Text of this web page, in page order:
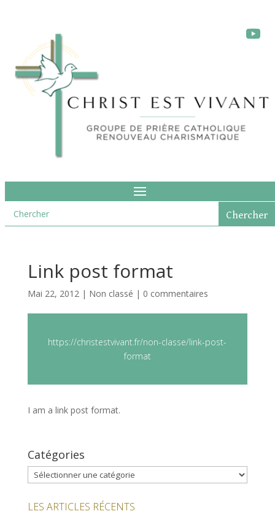
Link post format
Mai 22, 2012| Non classé | 0 commentaires
https://christestvivant.fr/non-classe/link-post-
format
I am a link post format.
Catégories
Catégories
LES ARTICLES RÉCENTS